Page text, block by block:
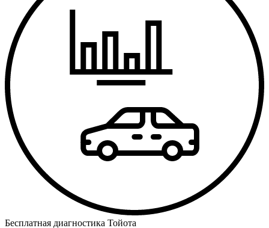
Бесплатная диагностика Тойота